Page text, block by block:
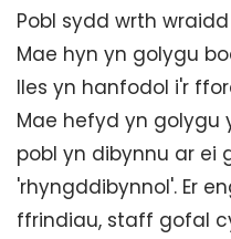
Pobl sydd wrth
Mae hyn yn golygu
lles yn hanfodol i'r
Mae hefyd yn golygu
pobl yn dibynnu ar ei
'rhyngddibynnol'. Er
ffrindiau, staff gofal